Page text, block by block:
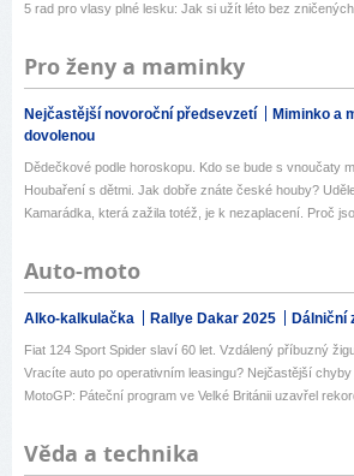
5 rad pro vlasy plné lesku: Jak si užít léto bez
Pro ženy a maminky
Nejčastější novoroční předsevzetí Miminko a
dovolenou
Dědečkové podle horoskopu. Kdo se bude s vnoučaty
Houbaření s dětmi. Jak dobře znáte české houby?
Kamarádka, která zažila totéž, je k nezaplacení. Proč
Auto-moto
Alko-kalkulačka Rallye Dakar 2025 Dálniční
Fiat 124 Sport Spider slaví 60 let. Vzdálený příbuzný
Vracíte auto po operativním leasingu? Nejčastější chyby
MotoGP: Páteční program ve Velké Británii uzavřel
Věda a technika